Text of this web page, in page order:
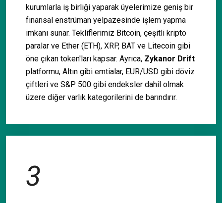
kurumlarla iş birliği yaparak üyelerimize geniş bir
finansal enstrüman yelpazesinde işlem yapma
imkanı sunar. Tekliflerimiz Bitcoin, çeşitli kripto
paralar ve Ether (ETH), XRP, BAT ve Litecoin gibi
öne çıkan token'ları kapsar. Ayrıca, Zykanor Drift
platformu, Altın gibi emtialar, EUR/USD gibi döviz
çiftleri ve S&P 500 gibi endeksler dahil olmak
üzere diğer varlık kategorilerini de barındırır.
3